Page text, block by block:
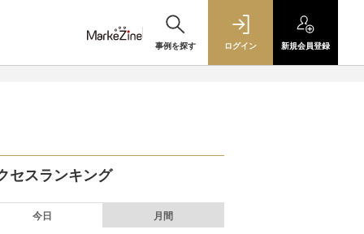
事例を探す ログイン 新規会員登録
セスランキング
今日 月間